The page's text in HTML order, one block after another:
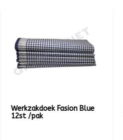
Werkzakdoek Fasion Blue
12st /pak